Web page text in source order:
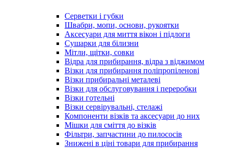
Серветки і губки
Швабри, мопи, основи, рукоятки
Аксесуари для миття вікон і підлоги
Сушарки для білизни
Мітли, щітки, совки
Відра для прибирання, відра з віджимом
Візки для прибирання поліпропіленові
Візки прибиральні металеві
Візки для обслуговування і переробки
Візки готельні
Візки сервірувальні, стелажі
Компоненти візків та аксесуари до них
Мішки для сміття до візків
Фільтри, запчастини до пилососів
Знижені в ціні товари для прибирання